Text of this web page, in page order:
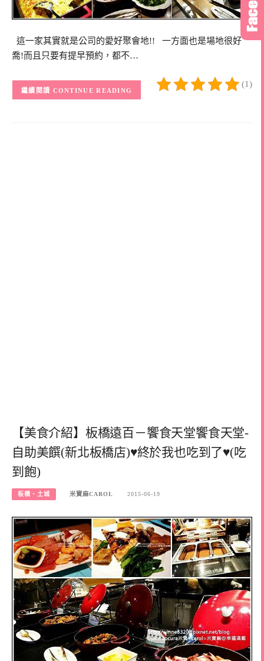
這一家其實就是公司的愛好聚會地!! 一方面也是場地很好
喬!而且只要有提早預約，都不…
(1)
CONTINUE READING
【美食介紹】板橋遠百－饗食天堂饗食天堂-
自助美饌(新北板橋店)♥終於我也吃到了♥(吃
到飽)
板橋、土城 米寶麻CAROL 2015-06-19